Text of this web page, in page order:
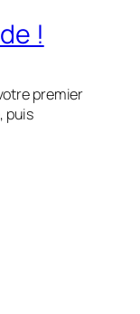
!
premier
puis